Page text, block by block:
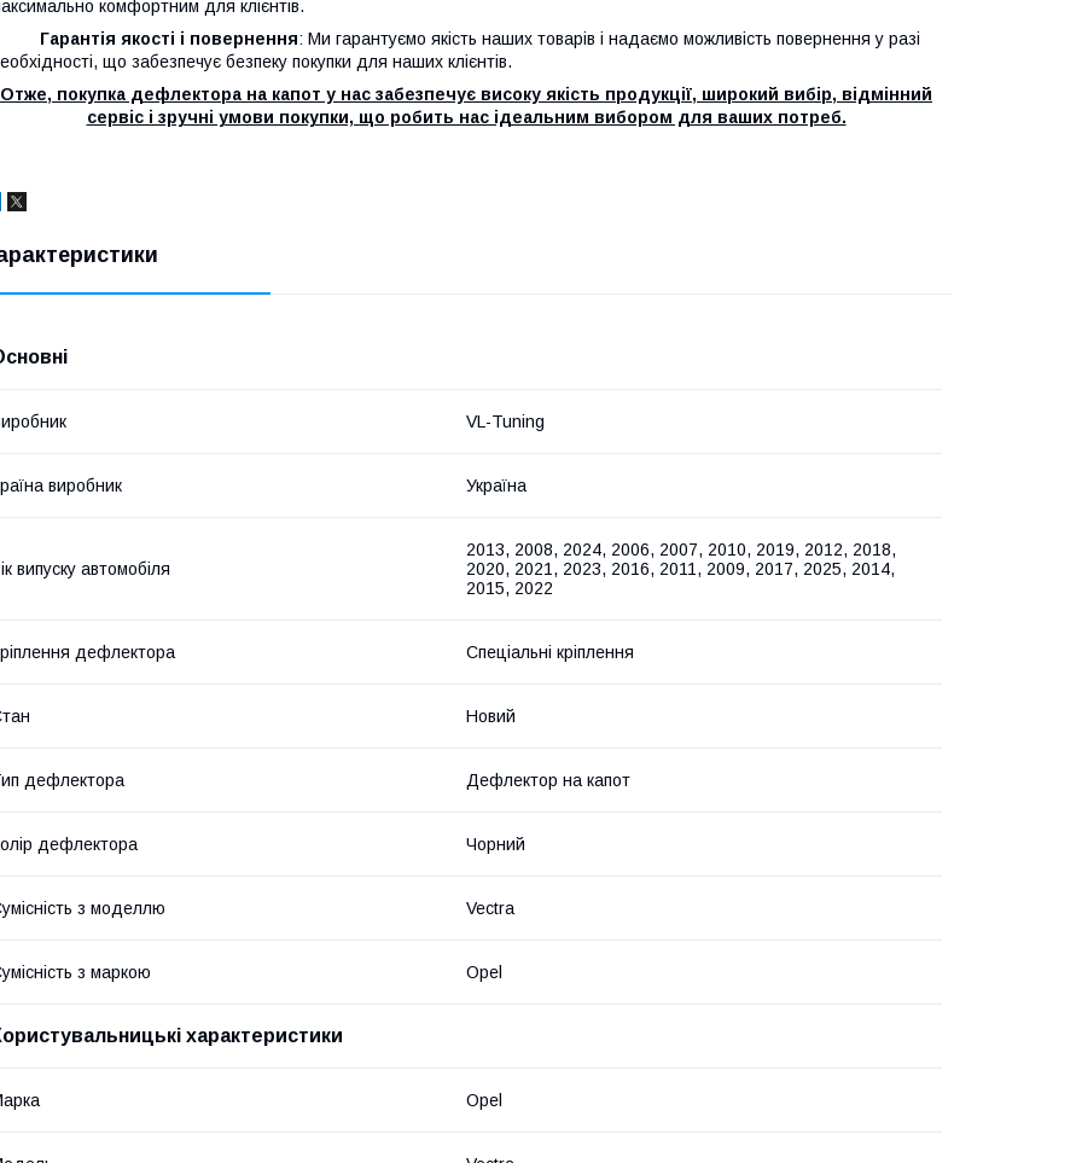
комфортним для клієнтів.
Гарантія якості і повернення: Ми гарантуємо якість наших товарів і надаємо можливість повернення у разі
що забезпечує безпеку покупки для наших клієнтів.
Отже, покупка дефлектора на капот у нас забезпечує високу якість продукції, широкий вибір, відмінний
сервіс і зручні умови покупки, що робить нас ідеальним вибором для ваших потреб.
VL-Tuning
виробник Україна
випуску автомобіля
2013, 2008, 2024, 2006, 2007, 2010, 2019, 2012, 2018,
2020, 2021, 2023, 2016, 2011, 2009, 2017, 2025, 2014,
2015, 2022
дефлектора Спеціальні кріплення
Новий
дефлектора Дефлектор на капот
дефлектора Чорний
з моделлю Vectra
з маркою Opel
характеристики
Opel